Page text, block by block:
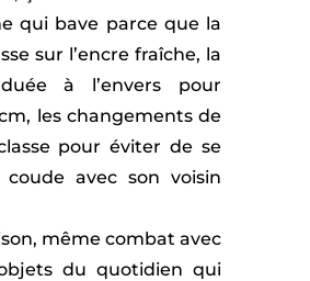
qui bave parce que la
sur l’encre fraîche, la
à l’envers pour
les changements de
pour éviter de se
avec son voisin
même combat avec
du quotidien qui